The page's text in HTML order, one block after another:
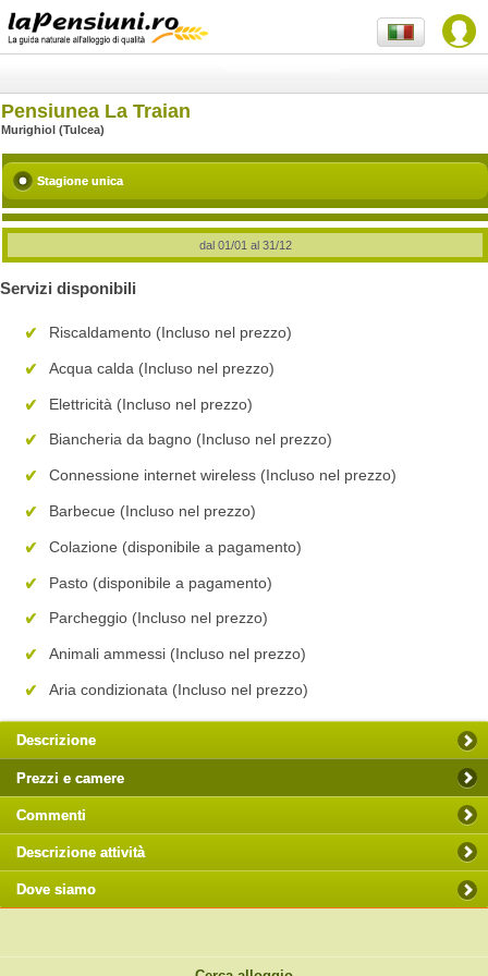
Pensiunea La Traian
Murighiol (Tulcea)
Stagione unica
dal 01/01 al 31/12
Servizi disponibili
Riscaldamento (Incluso nel prezzo)
Acqua calda (Incluso nel prezzo)
Elettricità (Incluso nel prezzo)
Biancheria da bagno (Incluso nel prezzo)
Connessione internet wireless (Incluso nel prezzo)
Barbecue (Incluso nel prezzo)
Colazione (disponibile a pagamento)
Pasto (disponibile a pagamento)
Parcheggio (Incluso nel prezzo)
Animali ammessi (Incluso nel prezzo)
Aria condizionata (Incluso nel prezzo)
Descrizione
Prezzi e camere
Commenti
Descrizione attività
Dove siamo